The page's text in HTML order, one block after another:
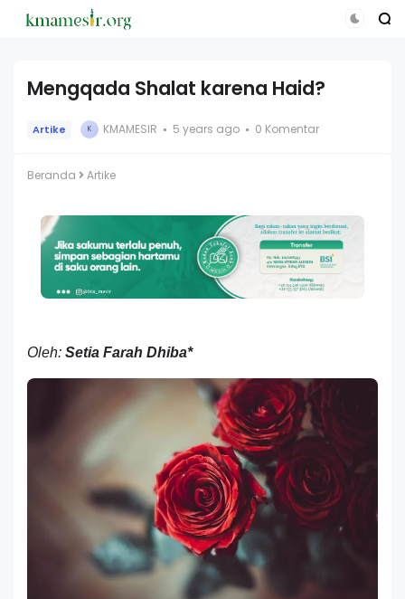
Mengqada Shalat karena Haid?
Artike K KMAMESIR 5 years ago 0 Komentar
Beranda Artike
Oleh: Setia Farah Dhiba*